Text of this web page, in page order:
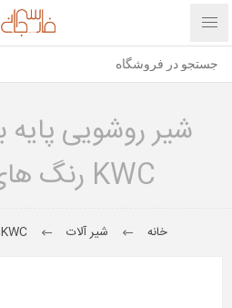
شیر روشویی پایه
KWC رنگ های مختلف
خانه شیر آلات KWC